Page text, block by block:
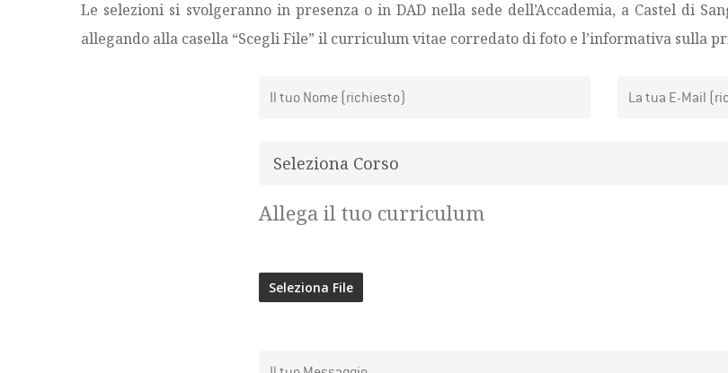
Le selezioni si svolgeranno in presenza o in DAD nella sede dell’Accademia, a Castel di
allegando alla casella “Scegli File” il curriculum vitae corredato di foto e l’informativa sulla
Allega il tuo curriculum